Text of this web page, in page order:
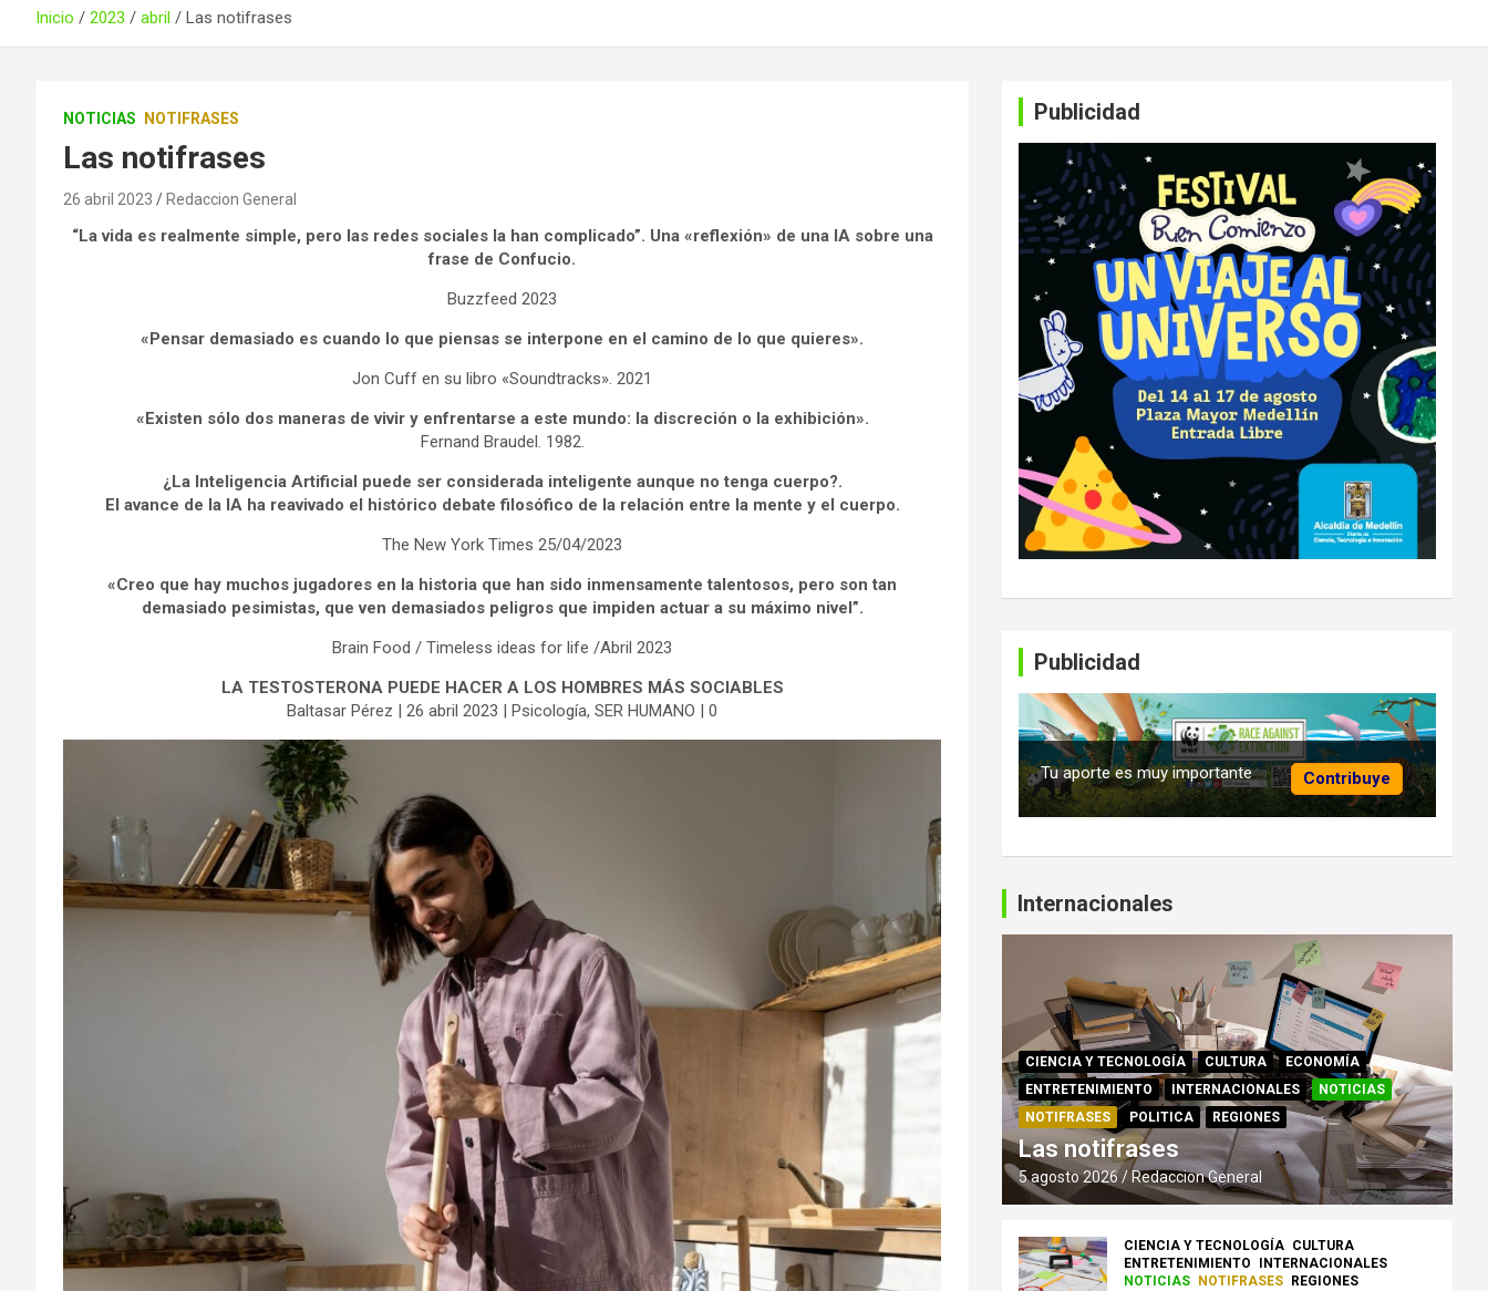
Inicio 2023 abril Las notifrases
NOTICIAS NOTIFRASES
Las notifrases
26 abril 2023 Redaccion General
“La vida es realmente simple, pero las redes sociales la han complicado”. Una «reflexión» de una IA sobre una
frase de Confucio.
Buzzfeed 2023
«Pensar demasiado es cuando lo que piensas se interpone en el camino de lo que quieres».
Jon Cuff en su libro «Soundtracks». 2021
«Existen sólo dos maneras de vivir y enfrentarse a este mundo: la discreción o la exhibición».
Fernand Braudel. 1982.
¿La Inteligencia Artificial puede ser considerada inteligente aunque no tenga cuerpo?.
El avance de la IA ha reavivado el histórico debate filosófico de la relación entre la mente y el cuerpo.
The New York Times 25/04/2023
«Creo que hay muchos jugadores en la historia que han sido inmensamente talentosos, pero son tan
demasiado pesimistas, que ven demasiados peligros que impiden actuar a su máximo nivel”.
Brain Food / Timeless ideas for life /Abril 2023
LA TESTOSTERONA PUEDE HACER A LOS HOMBRES MÁS SOCIABLES
Baltasar Pérez | 26 abril 2023 | Psicología, SER HUMANO | 0
Publicidad
Publicidad
Contribuye
Tu aporte es muy importante
Internacionales
CIENCIA Y TECNOLOGÍA CULTURA
ECONOMÍA
ENTRETENIMIENTO
INTERNACIONALES
NOTICIAS
NOTIFRASES
POLITICA REGIONES
Las notifrases
5 agosto 2026 Redaccion General
CIENCIA Y TECNOLOGÍA CULTURA
ENTRETENIMIENTO
INTERNACIONALES
NOTICIAS
NOTIFRASES REGIONES